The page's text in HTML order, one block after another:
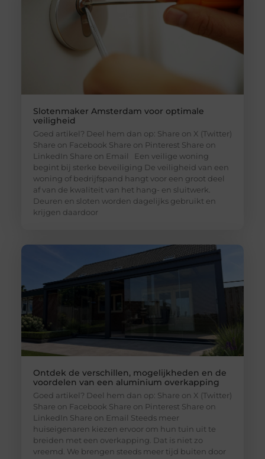
Slotenmaker Amsterdam voor optimale
veiligheid
Goed artikel? Deel hem dan op: Share on X (Twitter)
Share on Facebook Share on Pinterest Share on
LinkedIn Share on Email Een veilige woning
begint bij sterke beveiliging De veiligheid van een
woning of bedrijfspand hangt voor een groot deel
af van de kwaliteit van het hang- en sluitwerk.
Deuren en sloten worden dagelijks gebruikt en
krijgen daardoor
Ontdek de verschillen, mogelijkheden en de
voordelen van een aluminium overkapping
Goed artikel? Deel hem dan op: Share on X (Twitter)
Share on Facebook Share on Pinterest Share on
LinkedIn Share on Email Steeds meer
huiseigenaren kiezen ervoor om hun tuin uit te
breiden met een overkapping. Dat is niet zo
vreemd. We brengen steeds meer tijd buiten door